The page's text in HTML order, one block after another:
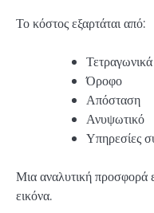
Το κόστος εξαρτάται από:
Τετραγωνικά
Όροφο
Απόσταση
Ανυψωτικό
Υπηρεσίες
Μια αναλυτική προσφορά
εικόνα.